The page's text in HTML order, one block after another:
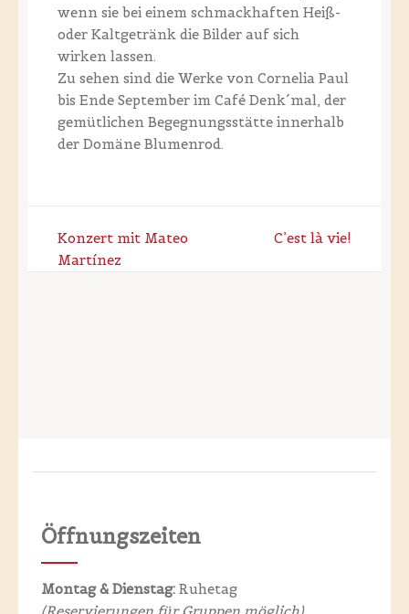
wenn sie bei einem schmackhaften Heiß-
oder Kaltgetränk die Bilder auf sich
wirken lassen.
Zu sehen sind die Werke von Cornelia Paul
bis Ende September im Café Denk´mal, der
gemütlichen Begegnungsstätte innerhalb
der Domäne Blumenrod.
Post
navigation
Konzert mit Mateo
Martínez
C’est là vie!
Öffnungszeiten
Montag & Dienstag: Ruhetag